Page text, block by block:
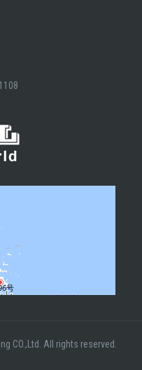
CO.,Ltd. All rights reserved.